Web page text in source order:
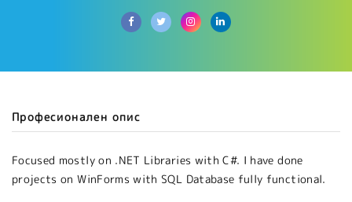
Професионален опис
Focused mostly on .NET Libraries with C#. I have done
projects on WinForms with SQL Database fully functional.